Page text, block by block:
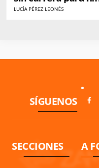
LUCÍA PÉREZ LEONÉS
SÍGUENOS
SECCIONES A